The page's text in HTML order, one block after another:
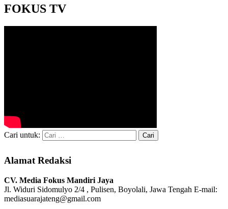
FOKUS TV
Cari untuk:
Alamat Redaksi
CV. Media Fokus Mandiri Jaya
Jl. Widuri Sidomulyo 2/4 , Pulisen, Boyolali, Jawa Tengah E-mail:
mediasuarajateng@gmail.com